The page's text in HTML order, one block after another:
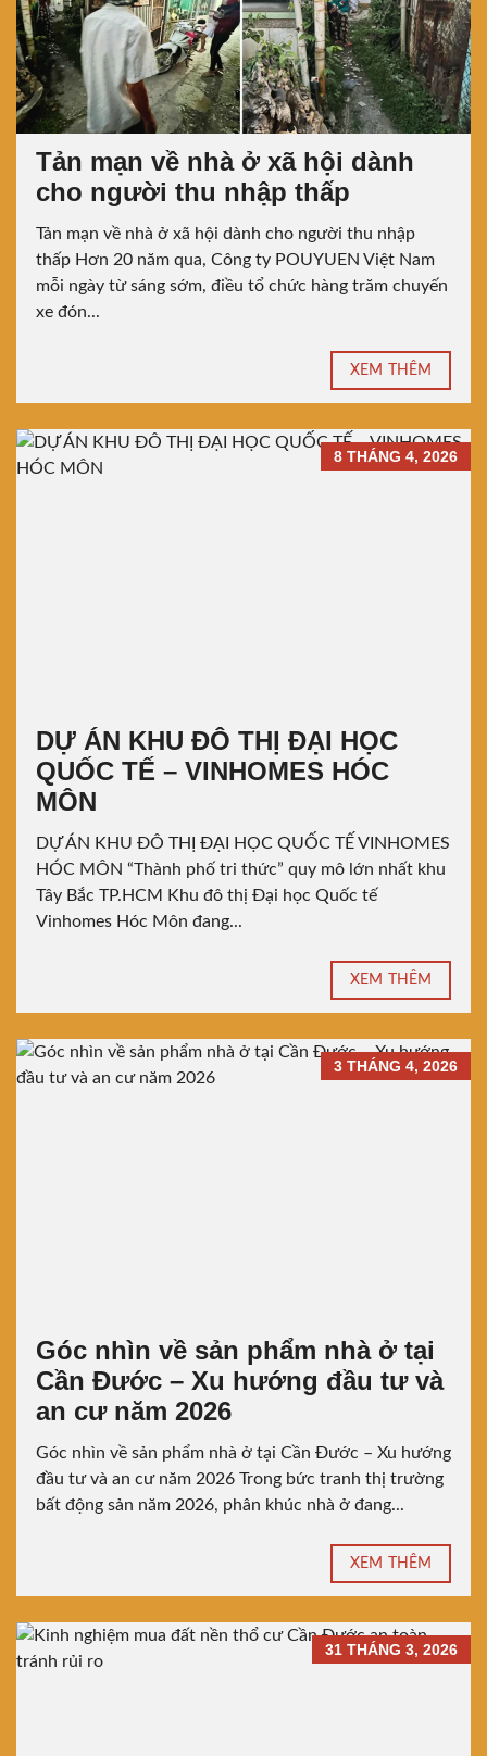
Tản mạn về nhà ở xã hội dành
cho người thu nhập thấp
Tản mạn về nhà ở xã hội dành cho người thu nhập
thấp Hơn 20 năm qua, Công ty POUYUEN Việt Nam
mỗi ngày từ sáng sớm, điều tổ chức hàng trăm chuyến
xe đón...
XEM THÊM
8 THÁNG 4, 2026
DỰ ÁN KHU ĐÔ THỊ ĐẠI HỌC
QUỐC TẾ – VINHOMES HÓC
MÔN
DỰ ÁN KHU ĐÔ THỊ ĐẠI HỌC QUỐC TẾ VINHOMES
HÓC MÔN “Thành phố tri thức” quy mô lớn nhất khu
Tây Bắc TP.HCM Khu đô thị Đại học Quốc tế
Vinhomes Hóc Môn đang...
XEM THÊM
3 THÁNG 4, 2026
Góc nhìn về sản phẩm nhà ở tại
Cần Đước – Xu hướng đầu tư và
an cư năm 2026
Góc nhìn về sản phẩm nhà ở tại Cần Đước – Xu hướng
đầu tư và an cư năm 2026 Trong bức tranh thị trường
bất động sản năm 2026, phân khúc nhà ở đang...
XEM THÊM
31 THÁNG 3, 2026